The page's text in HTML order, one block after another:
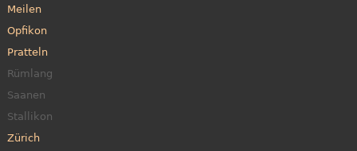
Meilen
Opfikon
Pratteln
Rümlang
Saanen
Stallikon
Zürich